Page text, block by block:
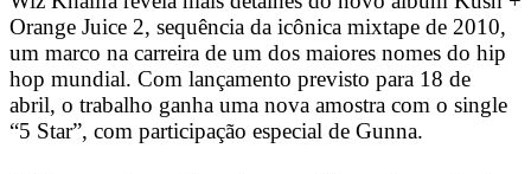
Orange Juice 2, sequência da icônica mixtape de 2010,
um marco na carreira de um dos maiores nomes do hip
hop mundial. Com lançamento previsto para 18 de
abril, o trabalho ganha uma nova amostra com o single
“5 Star”, com participação especial de Gunna.